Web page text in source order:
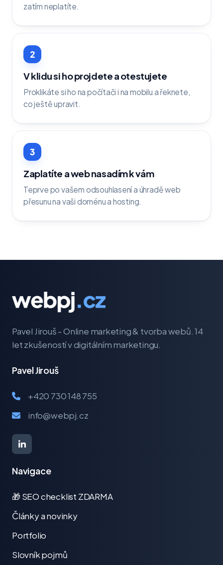
zatím neplatíte.
2
V klidu si ho projdete a otestujete
Proklikáte si ho na počítači i na mobilu a řeknete,
co ještě upravit.
3
Zaplatíte a web nasadím k vám
Teprve po vašem odsouhlasení a úhradě web
přesunu na vaši doménu a hosting.
Pavel Jirouš - Online marketing & tvorba webů. 14
let zkušeností v digitálním marketingu.
Pavel Jirouš
+420 730 148 755
info@webpj.cz
Navigace
🎁 SEO checklist ZDARMA
Články a novinky
Portfolio
Slovník pojmů